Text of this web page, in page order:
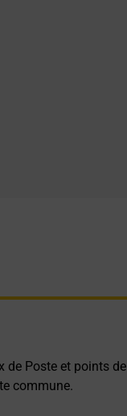
de Poste et points de
commune.